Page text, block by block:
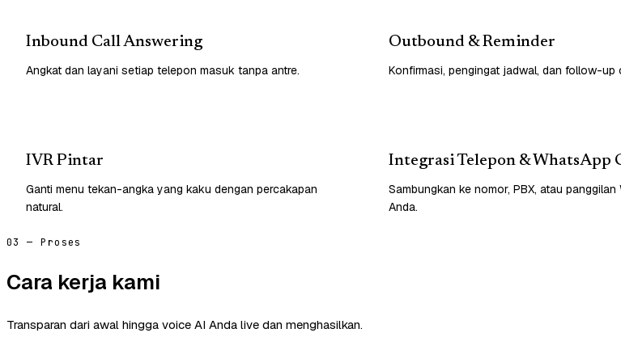
Inbound Call Answering
Angkat dan layani setiap telepon masuk tanpa antre.
Outbound & Reminder
Konfirmasi, pengingat jadwal, dan follow-up
IVR Pintar
Ganti menu tekan-angka yang kaku dengan percakapan
natural.
Integrasi Telepon & WhatsApp
Sambungkan ke nomor, PBX, atau panggilan
Anda.
03 — Proses
Cara kerja kami
Transparan dari awal hingga voice AI Anda live dan menghasilkan.